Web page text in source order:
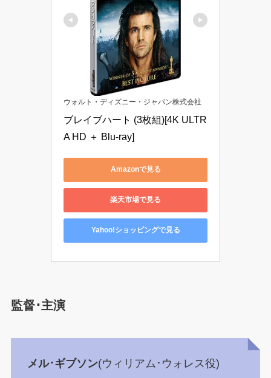
ウォルト・ディズニー・ジャパン株式会社
ブレイブハート (3枚組)[4K ULTR
A HD ＋ Blu-ray]
Amazonで見る
楽天市場で見る
Yahoo!ショッピングで見る
監督･主演
メル･ギブソン(ウィリアム･ウォレス役)